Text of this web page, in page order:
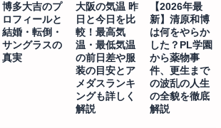
博多大吉のプ
ロフィールと
結婚・転倒・
サングラスの
真実
大阪の気温 昨
日と今日を比
較！最高気
温・最低気温
の前日差や服
装の目安とア
メダスランキ
ングも詳しく
解説
【2026年最
新】清原和博
は何をやらか
した？PL学園
から薬物事
件、更生まで
の波乱の人生
の全貌を徹底
解説